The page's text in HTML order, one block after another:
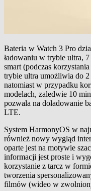
Bateria w Watch 3 Pro
ładowaniu w trybie ultra,
smart (podczas
trybie ultra umożliwia do 2
natomiast w przypadku
modelach, zaledwie 10
pozwala na doładowanie
LTE.
System HarmonyOS w
również nowy wygląd
oparte jest na motywie
informacji jest proste i
korzystanie z tarcz w
tworzenia
filmów (wideo w